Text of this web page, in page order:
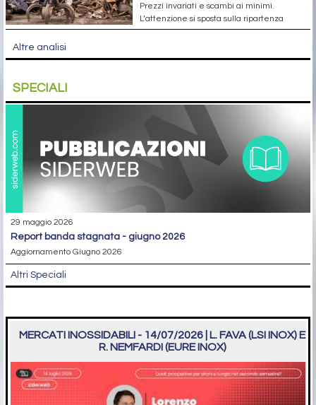
Prezzi invariati e scambi ai minimi.
L’attenzione si sposta sulla ripartenza
Altre analisi
SPECIALI
29 maggio 2026
report banda stagnata - giugno 2026
Aggiornamento Giugno 2026
Altri Speciali
MERCATI INOSSIDABILI - 14/07/2026 | L. FAVA (LSI INOX) E
R. NEMFARDI (EURE INOX)